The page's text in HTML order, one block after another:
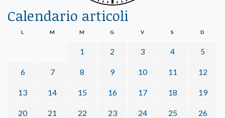
Calendario articoli
L M M G V S D
1 2 3 4 5
6 7 8 9 10 11 12
13 14 15 16 17 18 19
20 21 22 23 24 25 26